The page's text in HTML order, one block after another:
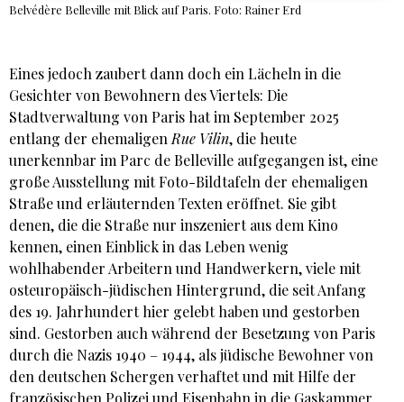
Belvédère Belleville mit Blick auf Paris. Foto: Rainer Erd
Eines jedoch zaubert dann doch ein Lächeln in die
Gesichter von Bewohnern des Viertels: Die
Stadtverwaltung von Paris hat im September 2025
entlang der ehemaligen Rue Vilin, die heute
unerkennbar im Parc de Belleville aufgegangen ist, eine
große Ausstellung mit Foto-Bildtafeln der ehemaligen
Straße und erläuternden Texten eröffnet. Sie gibt
denen, die die Straße nur inszeniert aus dem Kino
kennen, einen Einblick in das Leben wenig
wohlhabender Arbeitern und Handwerkern, viele mit
osteuropäisch-jüdischen Hintergrund, die seit Anfang
des 19. Jahrhundert hier gelebt haben und gestorben
sind. Gestorben auch während der Besetzung von Paris
durch die Nazis 1940 – 1944, als jüdische Bewohner von
den deutschen Schergen verhaftet und mit Hilfe der
französischen Polizei und Eisenbahn in die Gaskammer